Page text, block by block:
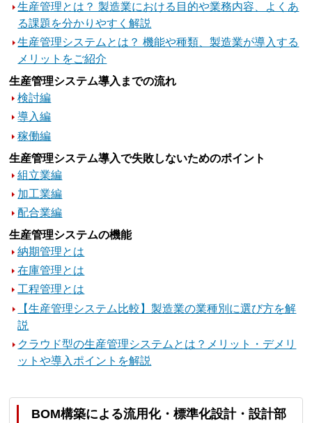
生産管理とは？ 製造業における目的や業務内容、よくあ
る課題を分かりやすく解説
生産管理システムとは？ 機能や種類、製造業が導入する
メリットをご紹介
生産管理システム導入までの流れ
検討編
導入編
稼働編
生産管理システム導入で失敗しないためのポイント
組立業編
加工業編
配合業編
生産管理システムの機能
納期管理とは
在庫管理とは
工程管理とは
【生産管理システム比較】製造業の業種別に選び方を解
説
クラウド型の生産管理システムとは？メリット・デメリ
ットや導入ポイントを解説
BOM構築による流用化・標準化設計・設計部